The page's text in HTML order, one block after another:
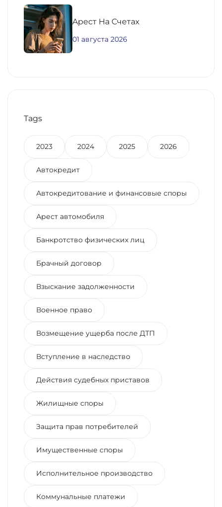
Aрест На Счетах
01 августа 2026
Tags
2023 2024 2025 2026
Автокредит
Автокредитование и финансовые споры
Арест автомобиля
Банкротство физических лиц
Брачный договор
Взыскание задолженности
Военное право
Возмещение ущерба после ДТП
Вступление в наследство
Действия судебных приставов
Жилищные споры
Защита прав потребителей
Имущественные споры
Исполнительное производство
Коммунальные платежи